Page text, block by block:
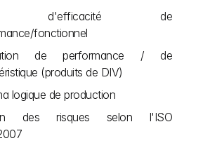
d'efficacité de
fonctionnel
de performance / de
(produits de DIV)
logique de production
des risques selon l'ISO